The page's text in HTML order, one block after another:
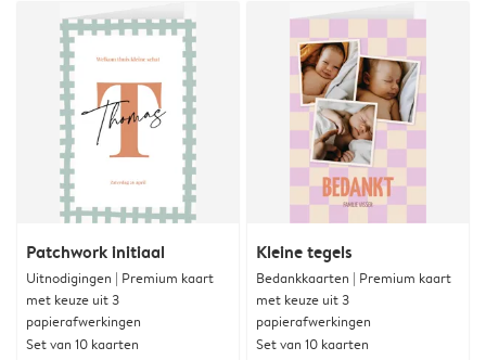
Patchwork initiaal
Uitnodigingen | Premium kaart
met keuze uit 3
papierafwerkingen
Set van 10 kaarten
Kleine tegels
Bedankkaarten | Premium kaart
met keuze uit 3
papierafwerkingen
Set van 10 kaarten